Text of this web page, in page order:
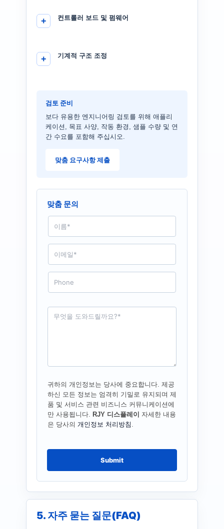
컨트롤러 보드 및 펌웨어
기계적 구조 조정
검토 준비
보다 유용한 엔지니어링 검토를 위해 애플리
케이션, 목표 사양, 작동 환경, 샘플 수량 및 연
간 수요를 포함해 주십시오.
맞춤 요구사항 제출
맞춤 문의
N
m
e
E
a
i
P
o
e
R
*
귀하의 개인정보는 당사에 중요합니다. 제공
하신 모든 정보는 엄격히 기밀로 유지되며 제
품 및 서비스 관련 비즈니스 커뮤니케이션에
만 사용됩니다. RJY 디스플레이
자세한 내용
은 당사의 개인정보 처리방침 .
Submit
5. 자주 묻는 질문(FAQ)